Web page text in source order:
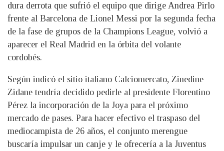
dura derrota que sufrió el equipo que dirige Andrea Pirlo
frente al Barcelona de Lionel Messi por la segunda fecha
de la fase de grupos de la Champions League, volvió a
aparecer el Real Madrid en la órbita del volante
cordobés.
Según indicó el sitio italiano Calciomercato, Zinedine
Zidane tendría decidido pedirle al presidente Florentino
Pérez la incorporación de la Joya para el próximo
mercado de pases. Para hacer efectivo el traspaso del
mediocampista de 26 años, el conjunto merengue
buscaría impulsar un canje y le ofrecería a la Juventus